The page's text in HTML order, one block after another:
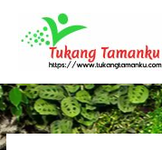
konten